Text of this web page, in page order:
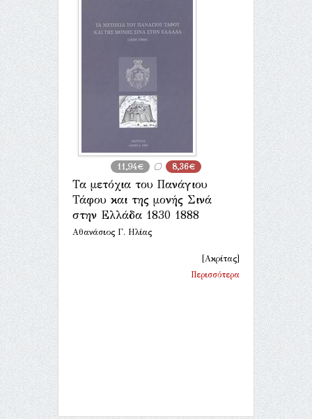
11,94€ 8,36€
Τα μετόχια του Πανάγιου
Τάφου και της μονής Σινά
στην Ελλάδα 1830 1888
Αθανάσιος Γ. Ηλίας
[Ακρίτας]
Περισσότερα